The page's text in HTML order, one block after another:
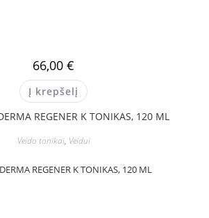
66,00 €
Į krepšelį
Veido tonikai, Veidui
REGENER K TONIKAS, 120 ML